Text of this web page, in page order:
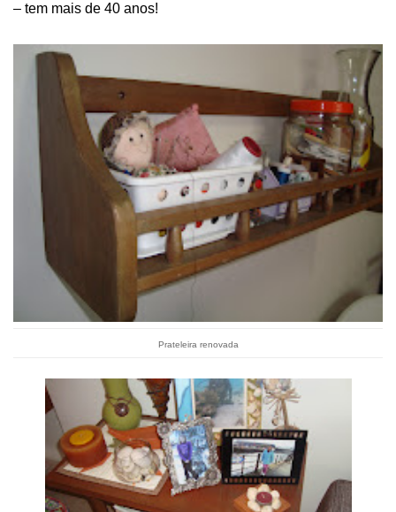
– tem mais de 40 anos!
Prateleira renovada